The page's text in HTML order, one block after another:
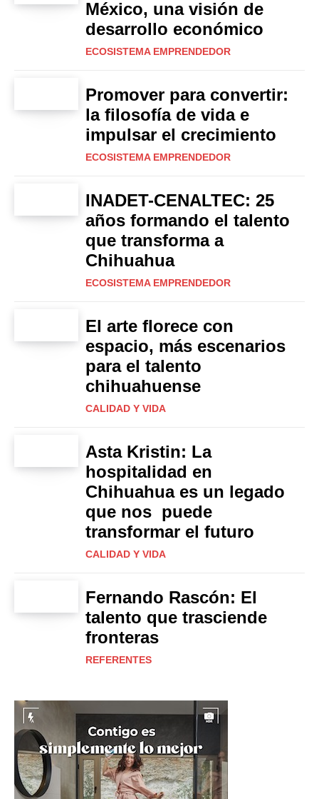
México, una visión de
desarrollo económico
ECOSISTEMA EMPRENDEDOR
Promover para convertir:
la filosofía de vida e
impulsar el crecimiento
ECOSISTEMA EMPRENDEDOR
INADET-CENALTEC: 25
años formando el talento
que transforma a
Chihuahua
ECOSISTEMA EMPRENDEDOR
El arte florece con
espacio, más escenarios
para el talento
chihuahuense
CALIDAD Y VIDA
Asta Kristin: La
hospitalidad en
Chihuahua es un legado
que nos puede
transformar el futuro
CALIDAD Y VIDA
Fernando Rascón: El
talento que trasciende
fronteras
REFERENTES